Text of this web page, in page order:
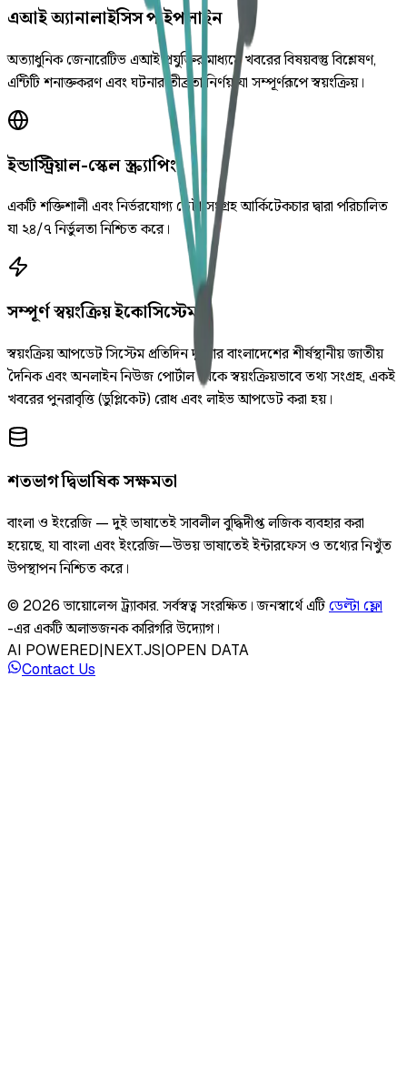
এআই অ্যানালাইসিস পাইপলাইন
অত্যাধুনিক জেনারেটিভ এআই প্রযুক্তির মাধ্যমে খবরের বিষয়বস্তু বিশ্লেষণ,
এন্টিটি শনাক্তকরণ এবং ঘটনার তীব্রতা নির্ণয় যা সম্পূর্ণরূপে স্বয়ংক্রিয়।
ইন্ডাস্ট্রিয়াল-স্কেল স্ক্র্যাপিং
একটি শক্তিশালী এবং নির্ভরযোগ্য ডেটা সংগ্রহ আর্কিটেকচার দ্বারা পরিচালিত
যা ২৪/৭ নির্ভুলতা নিশ্চিত করে।
সম্পূর্ণ স্বয়ংক্রিয় ইকোসিস্টেম
স্বয়ংক্রিয় আপডেট সিস্টেম প্রতিদিন দুইবার বাংলাদেশের শীর্ষস্থানীয় জাতীয়
দৈনিক এবং অনলাইন নিউজ পোর্টাল থেকে স্বয়ংক্রিয়ভাবে তথ্য সংগ্রহ, একই
খবরের পুনরাবৃত্তি (ডুপ্লিকেট) রোধ এবং লাইভ আপডেট করা হয়।
শতভাগ দ্বিভাষিক সক্ষমতা
বাংলা ও ইংরেজি — দুই ভাষাতেই সাবলীল বুদ্ধিদীপ্ত লজিক ব্যবহার করা
হয়েছে, যা বাংলা এবং ইংরেজি—উভয় ভাষাতেই ইন্টারফেস ও তথ্যের নিখুঁত
উপস্থাপন নিশ্চিত করে।
© 2026 ভায়োলেন্স ট্র্যাকার.সর্বস্বত্ব সংরক্ষিত। জনস্বার্থে এটিডেল্টা ফ্লো
-এর একটি অলাভজনক কারিগরি উদ্যোগ।
AI POWERED|NEXT.JS|OPEN DATA
Contact Us